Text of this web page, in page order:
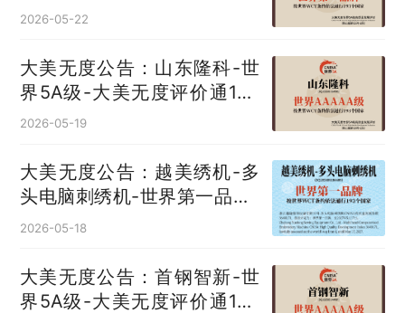
无度评价通193国
2026-05-22
大美无度公告：山东隆科-世
界5A级-大美无度评价通193
国
2026-05-19
大美无度公告：越美绣机-多
头电脑刺绣机‌-世界第一品牌-
大美无度评价通193国
2026-05-18
大美无度公告：首钢智新-世
界5A级-大美无度评价通193